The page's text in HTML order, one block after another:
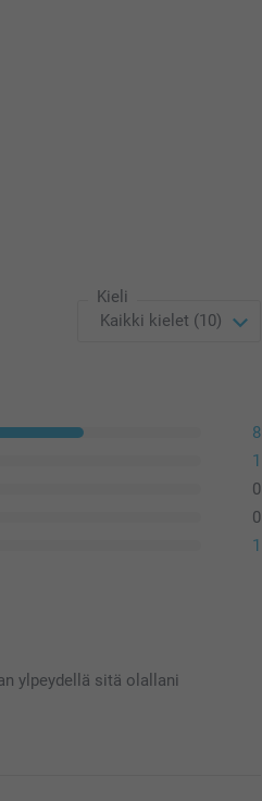
Kieli
8
1
0
0
1
ylpeydellä sitä olallani